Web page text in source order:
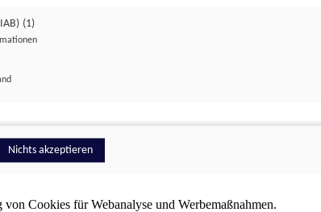
Cookies für Webanalyse und Werbemaßnahmen.
(1)
Nichts akzeptieren